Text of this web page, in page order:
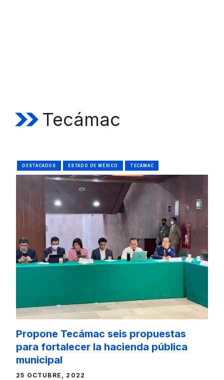
Tecámac
DESTACADOS ESTADO DE MÉXICO TECÁMAC
Propone Tecámac seis propuestas
para fortalecer la hacienda pública
municipal
25 OCTUBRE, 2022